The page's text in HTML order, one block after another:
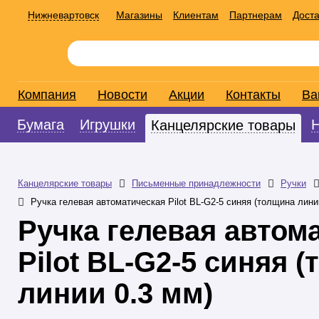
Нижневартовск Магазины Клиентам Партнерам
Компания Новости Акции Контакты
Бумага Игрушки Канцелярские товары
Канцелярские товары Письменные принадлежности
Ручки
Ручка гелевая автоматическая Pilot BL-G2-5 синяя (толщина
Ручка гелевая
Pilot BL-G2-5 синяя
линии 0.3 мм)